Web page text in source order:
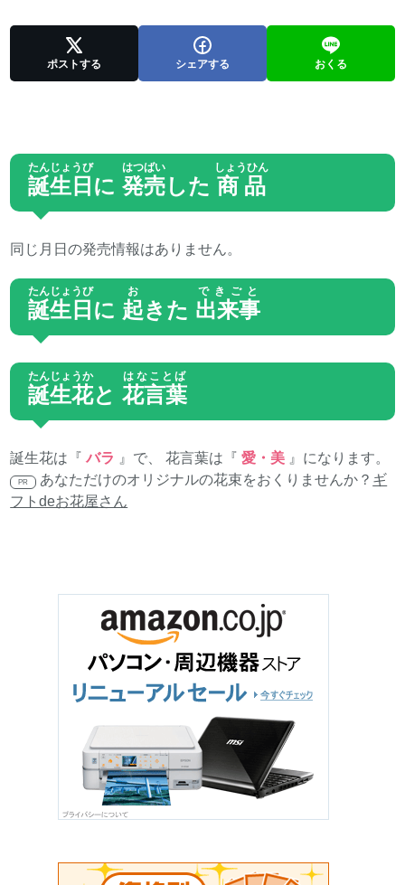
ポストする シェアする おくる
誕生日
たんじょうび
に発売
はつばい
した商品
しょうひん
同じ月日の発売情報はありません。
誕生日
たんじょうび
に 起
お
きた 出来事
できごと
誕生花
たんじょうか
と花言葉
はなことば
誕生花は『バラ 』で、 花言葉は『愛・美 』になります。
PR あなただけのオリジナルの花束をおくりませんか？ ギ
フトdeお花屋さん